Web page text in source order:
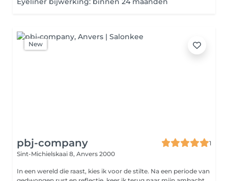
New
pbj-company
1
Sint-Michielskaai 8, Anvers 2000
In een wereld die raast, kies ik voor de stilte. Na een periode van